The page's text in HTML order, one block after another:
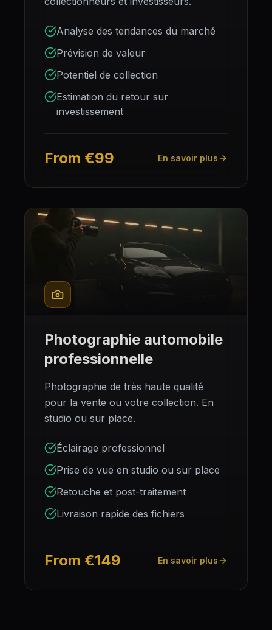
Nom complet *
Numéro de téléphone *
Message (facultatif)
Obtenir une offre personnalisée
En soumettant vos données personnelles, vous
Analyse des tendances du marché
Prévision de valeur
Potentiel de collection
Estimation du retour sur
investissement
From €99 En savoir plus
Photographie automobile
professionnelle
Photographie de très haute qualité
pour la vente ou votre collection. En
studio ou sur place.
Éclairage professionnel
Prise de vue en studio ou sur place
Retouche et post-traitement
Livraison rapide des fichiers
From €149 En savoir plus
Nom complet *
Numéro de téléphone *
Message (facultatif)
Obtenir une offre personnalisée
En soumettant vos données personnelles, vous